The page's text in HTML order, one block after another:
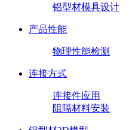
铝型材模具设计
产品性能
物理性能检测
连接方式
连接件应用
阻隔材料安装